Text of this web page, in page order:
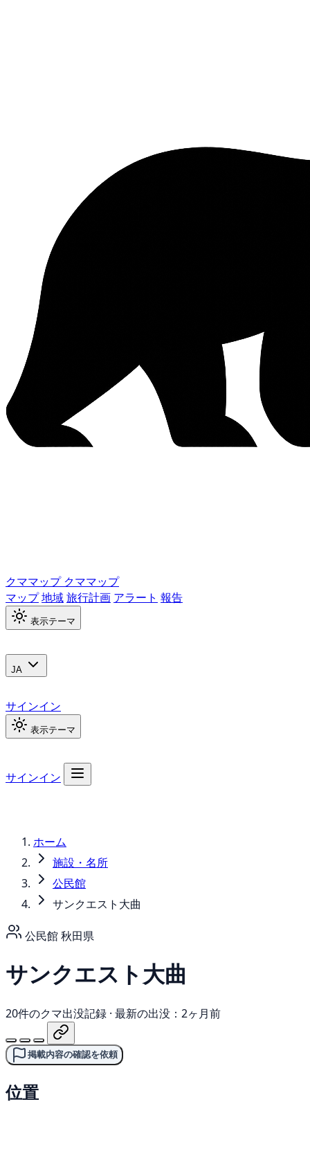
クママップ クママップ
マップ地域旅行計画 アラート 報告
表示テーマ
JA
サインイン
表示テーマ
サインイン
ホーム
施設・名所
公民館
サンクエスト大曲
公民館秋田県
サンクエスト大曲
20件のクマ出没記録 · 最新の出没：2ヶ月前
掲載内容の確認を依頼
位置